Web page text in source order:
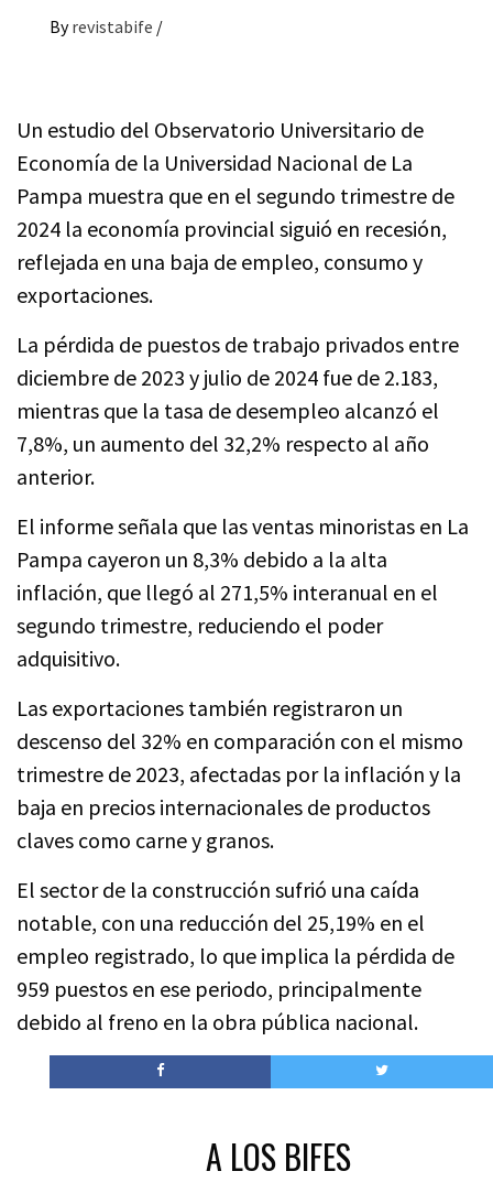
By revistabife /
Un estudio del Observatorio Universitario de
Economía de la Universidad Nacional de La
Pampa muestra que en el segundo trimestre de
2024 la economía provincial siguió en recesión,
reflejada en una baja de empleo, consumo y
exportaciones.
La pérdida de puestos de trabajo privados entre
diciembre de 2023 y julio de 2024 fue de 2.183,
mientras que la tasa de desempleo alcanzó el
7,8%, un aumento del 32,2% respecto al año
anterior.
El informe señala que las ventas minoristas en La
Pampa cayeron un 8,3% debido a la alta
inflación, que llegó al 271,5% interanual en el
segundo trimestre, reduciendo el poder
adquisitivo.
Las exportaciones también registraron un
descenso del 32% en comparación con el mismo
trimestre de 2023, afectadas por la inflación y la
baja en precios internacionales de productos
claves como carne y granos.
El sector de la construcción sufrió una caída
notable, con una reducción del 25,19% en el
empleo registrado, lo que implica la pérdida de
959 puestos en ese periodo, principalmente
debido al freno en la obra pública nacional.
A LOS BIFES